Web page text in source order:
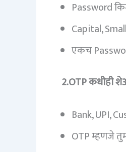
Password
Capital,
एकच
2.OTP कधीही
Bank, UPI,
OTP म्हणजे